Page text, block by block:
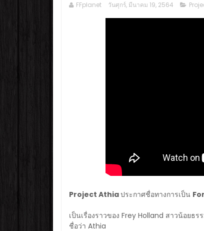
FFplanet วันศุกร์, มีนาคม 19, 2564
Project Athiaประกาศชื่อทางการเป็น
เป็นเรื่องราวของ Frey Holland สาวน้อยธ
ชื่อว่า Athia